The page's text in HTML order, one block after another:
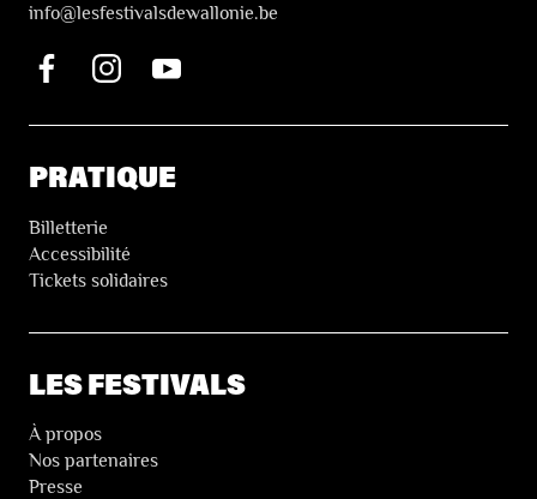
info@lesfestivalsdewallonie.be
PRATIQUE
Billetterie
Accessibilité
Tickets solidaires
LES FESTIVALS
À propos
Nos partenaires
Presse